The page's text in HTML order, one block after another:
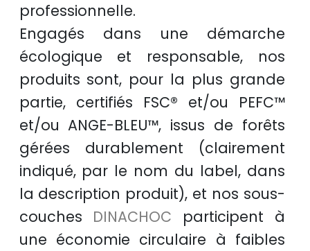
professionnelle.
Engagés dans une démarche
écologique et responsable, nos
produits sont, pour la plus grande
partie, certifiés FSC® et/ou PEFC™
et/ouANGE-BLEU™, issus de forêts
gérées durablement (clairement
indiqué, par le nom du label, dans
la description produit), et nos sous-
couches DINACHOC participent à
une économie circulaire à faibles